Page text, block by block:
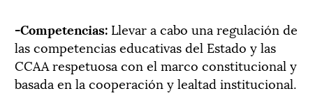
-Competencias: Llevar a cabo una regulación de
las competencias educativas del Estado y las
CCAA respetuosa con el marco constitucional y
basada en la cooperación y lealtad institucional.